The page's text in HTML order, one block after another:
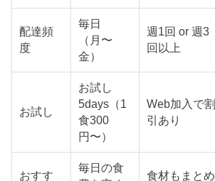
配達頻
度
毎日
（月〜
金）
週1回 or 週3
回以上
お試し
お試し
5days（1
食300
円〜）
Web加入で割
引あり
おすす
毎日の食
食材もまとめ